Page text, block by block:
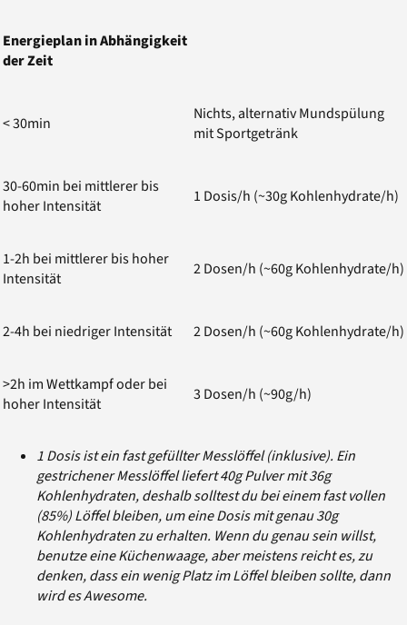
Energieplan in Abhängigkeit
der Zeit
< 30min
Nichts, alternativ Mundspülung
mit Sportgetränk
30-60min bei mittlerer bis
hoher Intensität
1 Dosis/h (~30g Kohlenhydrate/h)
1-2h bei mittlerer bis hoher
Intensität
2 Dosen/h (~60g Kohlenhydrate/h)
2-4h bei niedriger Intensität 2 Dosen/h (~60g Kohlenhydrate/h)
>2h im Wettkampf oder bei
hoher Intensität
3 Dosen/h (~90g/h)
1 Dosis ist ein fast gefüllter Messlöffel (inklusive). Ein
gestrichener Messlöffel liefert 40g Pulver mit 36g
Kohlenhydraten, deshalb solltest du bei einem fast vollen
(85%) Löffel bleiben, um eine Dosis mit genau 30g
Kohlenhydraten zu erhalten. Wenn du genau sein willst,
benutze eine Küchenwaage, aber meistens reicht es, zu
denken, dass ein wenig Platz im Löffel bleiben sollte, dann
wird es Awesome.